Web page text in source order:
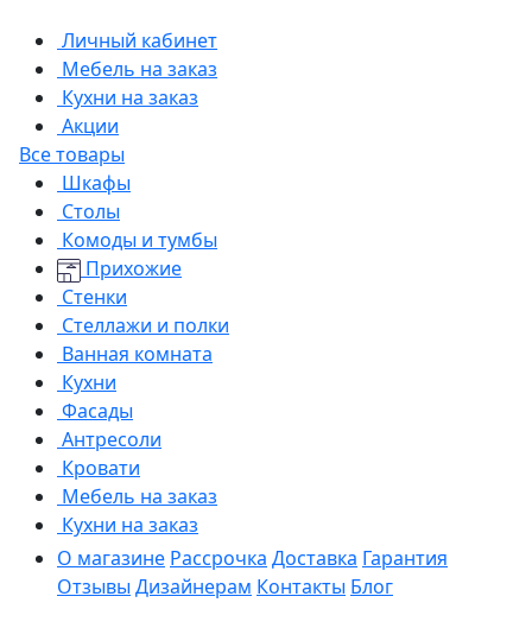
Личный кабинет
Мебель на заказ
Кухни на заказ
Акции
Все товары
Шкафы
Столы
Комоды и тумбы
Прихожие
Стенки
Стеллажи и полки
Ванная комната
Кухни
Фасады
Антресоли
Кровати
Мебель на заказ
Кухни на заказ
О магазине Рассрочка Доставка Гарантия
Отзывы Дизайнерам Контакты Блог